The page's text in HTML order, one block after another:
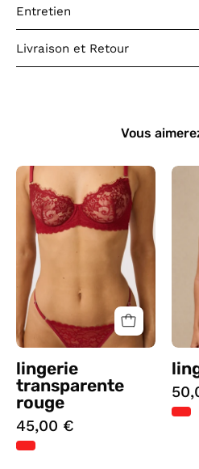
Entretien
Livraison et Retour
Vous
lingerie
transparente
rouge
lingerie
transparente
rouge
45,00 €